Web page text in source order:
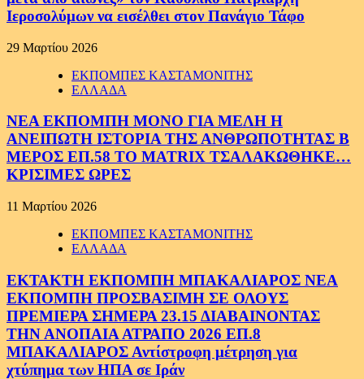
Ιεροσολύμων να εισέλθει στον Πανάγιο Τάφο
29 Μαρτίου 2026
ΕΚΠΟΜΠΕΣ ΚΑΣΤΑΜΟΝΙΤΗΣ
ΕΛΛΑΔΑ
ΝΕΑ ΕΚΠΟΜΠΗ ΜΟΝΟ ΓΙΑ ΜΕΛΗ Η
ΑΝΕΙΠΩΤΗ ΙΣΤΟΡΙΑ ΤΗΣ ΑΝΘΡΩΠΟΤΗΤΑΣ Β
ΜΕΡΟΣ ΕΠ.58 ΤΟ MATRIX ΤΣΑΛΑΚΩΘΗΚΕ…
ΚΡΙΣΙΜΕΣ ΩΡΕΣ
11 Μαρτίου 2026
ΕΚΠΟΜΠΕΣ ΚΑΣΤΑΜΟΝΙΤΗΣ
ΕΛΛΑΔΑ
ΕΚΤΑΚΤΗ ΕΚΠΟΜΠΗ ΜΠΑΚΑΛΙΑΡΟΣ ΝΕΑ
ΕΚΠΟΜΠΗ ΠΡΟΣΒΑΣΙΜΗ ΣΕ ΟΛΟΥΣ
ΠΡΕΜΙΕΡΑ ΣΗΜΕΡΑ 23.15 ΔΙΑΒΑΙΝΟΝΤΑΣ
ΤΗΝ ΑΝΟΠΑΙΑ ΑΤΡΑΠΟ 2026 ΕΠ.8
ΜΠΑΚΑΛΙΑΡΟΣ Αντίστροφη μέτρηση για
χτύπημα των ΗΠΑ σε Ιράν